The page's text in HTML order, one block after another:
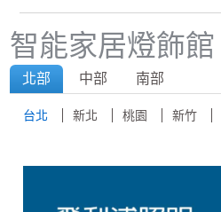
智能家居燈飾館
北部 中部 南部
台北 新北 桃園 新竹